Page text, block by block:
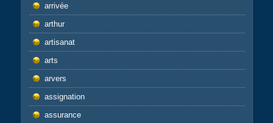
arrivée
arthur
artisanat
arts
arvers
assignation
assurance